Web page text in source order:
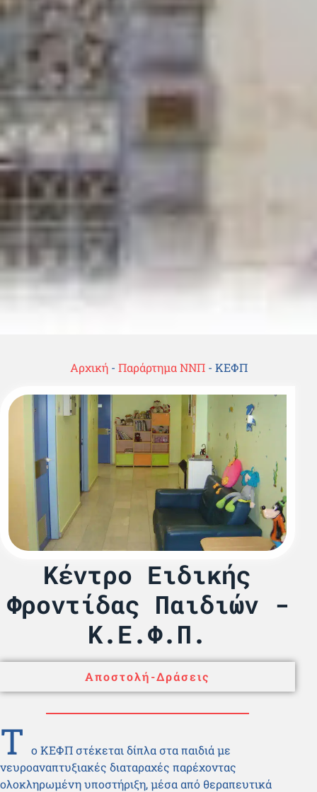
Αρχική- Παράρτημα ΝΝΠ- ΚΕΦΠ
Κέντρο Ειδικής
Φροντίδας Παιδιών -
Κ.Ε.Φ.Π.
Αποστολή-Δράσεις
Τ ο ΚΕΦΠ στέκεται δίπλα στα παιδιά με
νευροαναπτυξιακές διαταραχές παρέχοντας
ολοκληρωμένη υποστήριξη, μέσα από θεραπευτικά